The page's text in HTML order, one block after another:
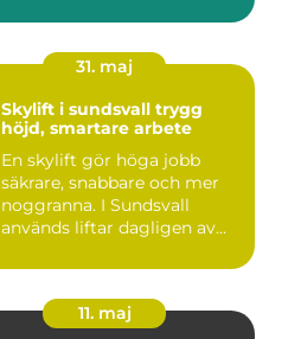
31. maj
Skylift i sundsvall trygg
höjd, smartare arbete
En skylift gör höga jobb
säkrare, snabbare och mer
noggranna. I Sundsvall
används liftar dagligen av...
11. maj